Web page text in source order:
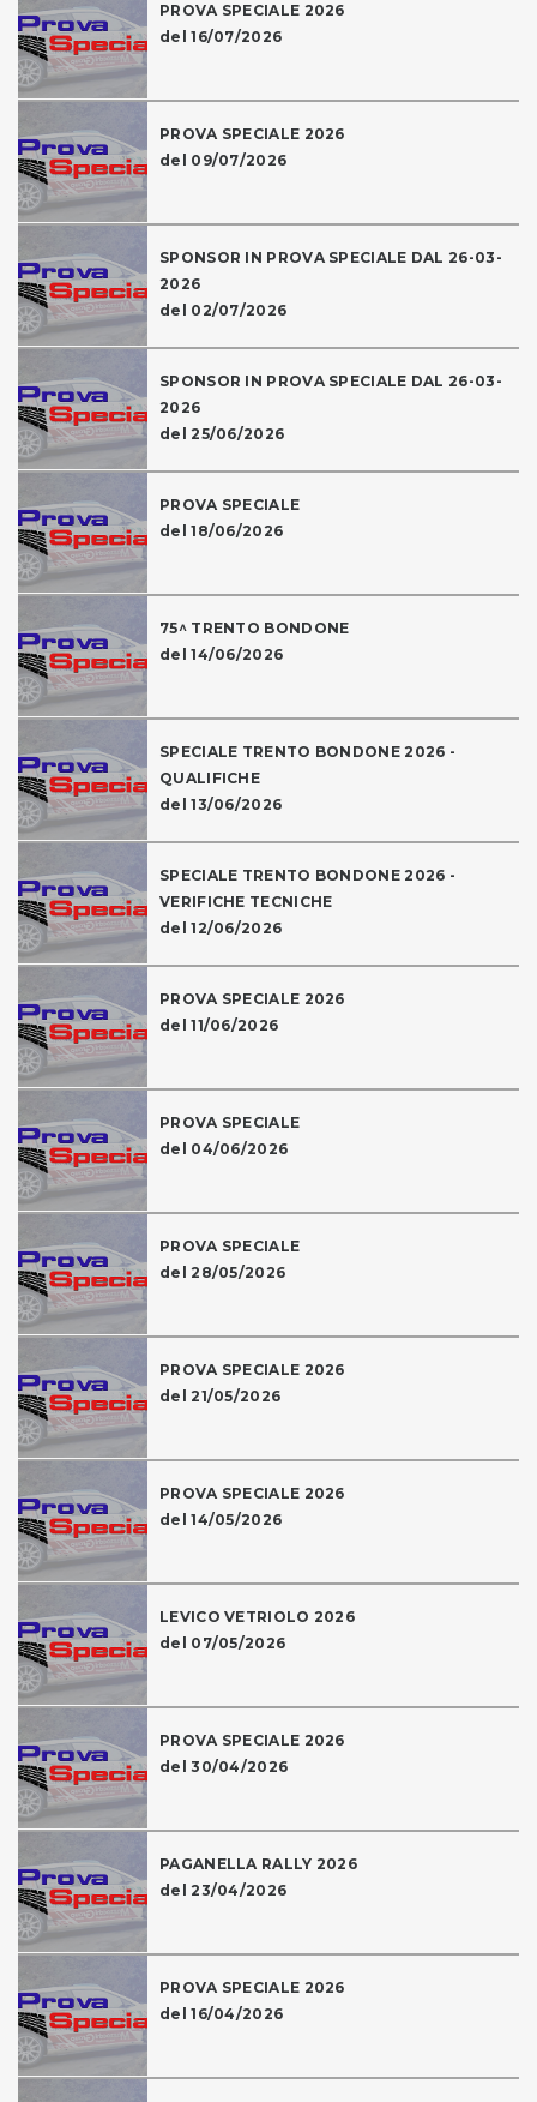
PROVA SPECIALE 2026
del 16/07/2026
PROVA SPECIALE 2026
del 09/07/2026
SPONSOR IN PROVA SPECIALE DAL 26-03-
2026
del 02/07/2026
SPONSOR IN PROVA SPECIALE DAL 26-03-
2026
del 25/06/2026
PROVA SPECIALE
del 18/06/2026
75^ TRENTO BONDONE
del 14/06/2026
SPECIALE TRENTO BONDONE 2026 -
QUALIFICHE
del 13/06/2026
SPECIALE TRENTO BONDONE 2026 -
VERIFICHE TECNICHE
del 12/06/2026
PROVA SPECIALE 2026
del 11/06/2026
PROVA SPECIALE
del 04/06/2026
PROVA SPECIALE
del 28/05/2026
PROVA SPECIALE 2026
del 21/05/2026
PROVA SPECIALE 2026
del 14/05/2026
LEVICO VETRIOLO 2026
del 07/05/2026
PROVA SPECIALE 2026
del 30/04/2026
PAGANELLA RALLY 2026
del 23/04/2026
PROVA SPECIALE 2026
del 16/04/2026